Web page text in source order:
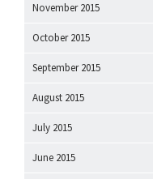
November 2015
October 2015
September 2015
August 2015
July 2015
June 2015